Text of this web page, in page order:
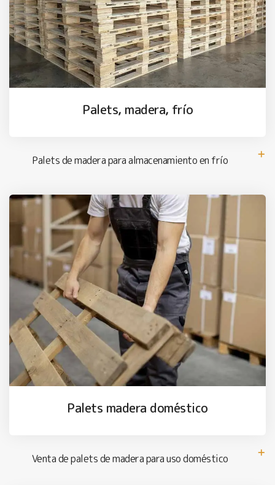
Palets, madera, frío
Palets de madera para almacenamiento en frío
Palets madera doméstico
Venta de palets de madera para uso doméstico